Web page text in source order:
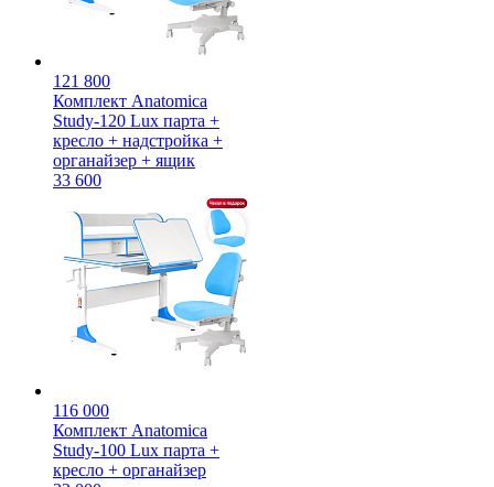
121 800
Комплект Anatomica
Study-120 Lux парта +
кресло + надстройка +
органайзер + ящик
33 600
116 000
Комплект Anatomica
Study-100 Lux парта +
кресло + органайзер